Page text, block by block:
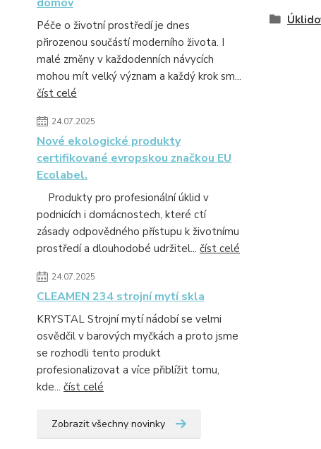
Péče o životní prostředí je dnes
přirozenou součástí moderního života. I
malé změny v každodenních návycích
mohou mít velký význam a každý krok sm...
číst celé
24.07.2025
Nové ekologické produkty
certifikované evropskou značkou EU
Ecolabel.
Produkty pro profesionální úklid v
podnicích i domácnostech, které ctí
zásady odpovědného přístupu k životnímu
prostředí a dlouhodobé udržitel... číst celé
24.07.2025
CLEAMEN 234 strojní mytí skla
KRYSTAL Strojní mytí nádobí se velmi
osvědčil v barových myčkách a proto jsme
se rozhodli tento produkt
profesionalizovat a více přiblížit tomu,
kde... číst celé
Zobrazit všechny novinky